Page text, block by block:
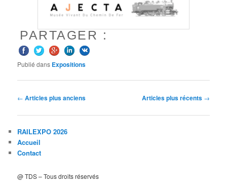
PARTAGER :
Publié dans Expositions
Navigation
articles
← Articles plus anciens Articles plus récents →
RAILEXPO 2026
Accueil
Contact
@ TDS – Tous droits réservés